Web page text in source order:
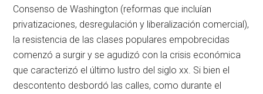
Consenso de Washington (reformas que incluían
privatizaciones, desregulación y liberalización comercial),
la resistencia de las clases populares empobrecidas
comenzó a surgir y se agudizó con la crisis económica
que caracterizó el último lustro del sigloxx . Si bien el
descontento desbordó las calles, como durante el